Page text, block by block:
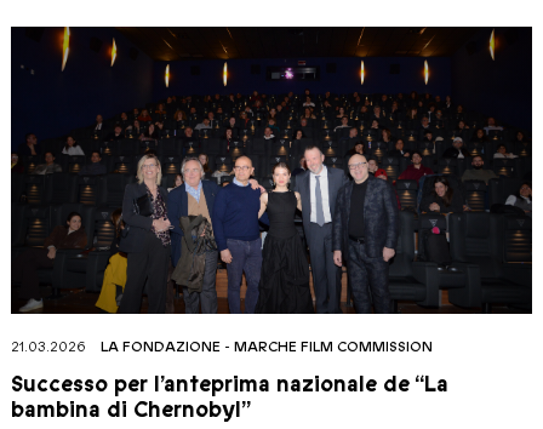
21.03.2026 LA FONDAZIONE - MARCHE FILM COMMISSION
Successo per l’anteprima nazionale de “La
bambina di Chernobyl”